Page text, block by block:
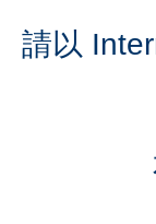
請以